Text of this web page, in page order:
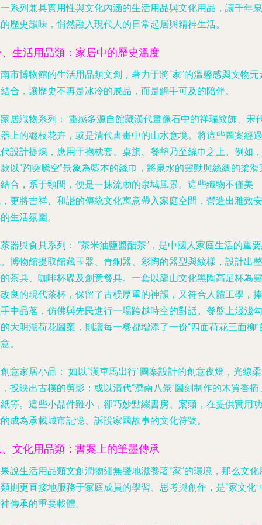
系列兼具實用性與文化內涵的生活用品與文化用品，讓千年泉
歷史韻味，悄然融入現代人的日常起居與精神生活。
生活用品類：家居中的歷史溫度
市博物館的生活用品類文創，著力于將“家”的溫馨感與文物元
合，讓歷史不再是冰冷的展品，而是觸手可及的陪伴。
居織物系列：
靈感多源自館藏漢代畫像石中的祥瑞紋飾、宋
上的纏枝花卉，或是清代書畫中的山水意境。將這些圖案經過
設計提煉，應用于抱枕套、桌旗、餐墊乃至絲巾之上。例如，
以“趵突騰空”景象為藍本的絲巾，將泉水的靈動與絲綢的柔滑
合，系于頸間，便是一抹流動的泉城風景。這些織物不僅美
更將吉祥、和諧的傳統文化寓意帶入家庭空間，營造出雅致安
生活氛圍。
器與食具系列：
“茶米油鹽醬醋茶”，是中國人家庭生活的重
博物館提取館藏玉器、青銅器、彩陶的器型與紋樣，設計出整
茶具、咖啡杯碟及創意餐具。一套以龍山文化黑陶高足杯為靈
良的現代茶杯，保留了古樸厚重的神韻，又符合人體工學，捧
中品茗，仿佛與先民進行一場跨越時空的對話。餐盤上淺淺勾
大明湖荷花圖案，則讓每一餐都增添了一份“四面荷花三面柳”
。
意家居小品： 如以“漢車馬出行”圖案設計的創意夜燈，光線柔
投映出古樸的剪影；或以清代“濟南八景”圖刻制作的木質香插
等。這些小品件雖小，卻巧妙點綴書房、案頭，在提供實用功
成為承載城市記憶、訴說家國故事的文化符號。
文化用品類：書案上的筆墨傳承
說生活用品類文創潤物細無聲地滋養著“家”的環境，那么文化
則更直接地服務于家庭成員的學習、思考與創作，是“家文化”
傳承的重要載體。